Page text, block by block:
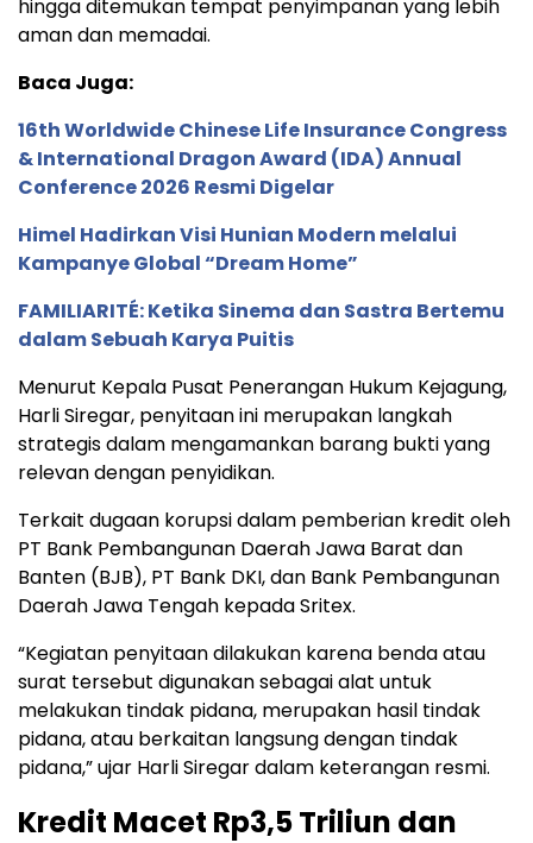
hingga ditemukan tempat penyimpanan yang lebih
aman dan memadai.
Baca Juga:
16th Worldwide Chinese Life Insurance Congress
& International Dragon Award (IDA) Annual
Conference 2026 Resmi Digelar
Himel Hadirkan Visi Hunian Modern melalui
Kampanye Global “Dream Home”
FAMILIARITÉ: Ketika Sinema dan Sastra Bertemu
dalam Sebuah Karya Puitis
Menurut Kepala Pusat Penerangan Hukum Kejagung,
Harli Siregar, penyitaan ini merupakan langkah
strategis dalam mengamankan barang bukti yang
relevan dengan penyidikan.
Terkait dugaan korupsi dalam pemberian kredit oleh
PT Bank Pembangunan Daerah Jawa Barat dan
Banten (BJB), PT Bank DKI, dan Bank Pembangunan
Daerah Jawa Tengah kepada Sritex.
“Kegiatan penyitaan dilakukan karena benda atau
surat tersebut digunakan sebagai alat untuk
melakukan tindak pidana, merupakan hasil tindak
pidana, atau berkaitan langsung dengan tindak
pidana,” ujar Harli Siregar dalam keterangan resmi.
Kredit Macet Rp3,5 Triliun dan